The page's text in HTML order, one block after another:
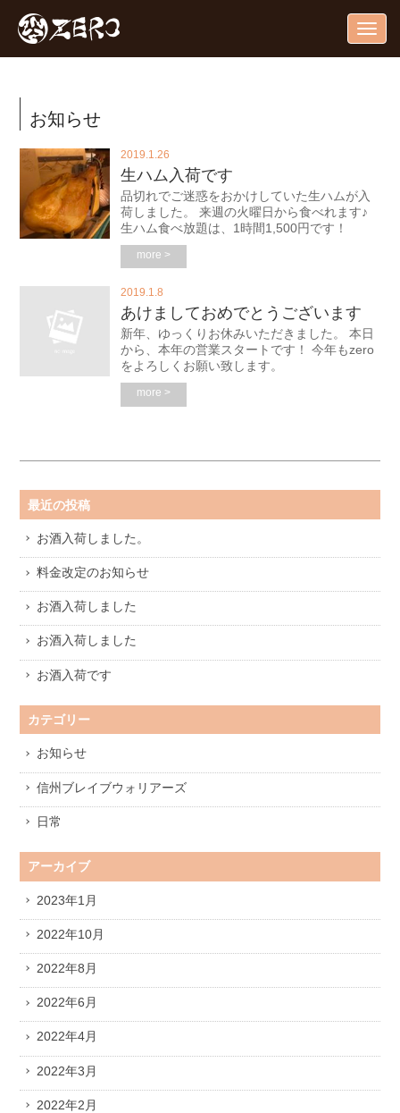
お知らせ
2019.1.26
生ハム入荷です
品切れでご迷惑をおかけしていた生ハムが入
荷しました。 来週の火曜日から食べれます♪
生ハム食べ放題は、1時間1,500円です！
more >
2019.1.8
あけましておめでとうございます
新年、ゆっくりお休みいただきました。 本日
から、本年の営業スタートです！ 今年もzero
をよろしくお願い致します。
more >
最近の投稿
お酒入荷しました。
料金改定のお知らせ
お酒入荷しました
お酒入荷しました
お酒入荷です
カテゴリー
お知らせ
信州ブレイブウォリアーズ
日常
アーカイブ
2023年1月
2022年10月
2022年8月
2022年6月
2022年4月
2022年3月
2022年2月